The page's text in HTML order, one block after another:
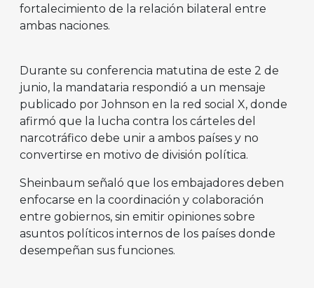
fortalecimiento de la relación bilateral entre
ambas naciones.
Durante su conferencia matutina de este 2 de
junio, la mandataria respondió a un mensaje
publicado por Johnson en la red social X, donde
afirmó que la lucha contra los cárteles del
narcotráfico debe unir a ambos países y no
convertirse en motivo de división política.
Sheinbaum señaló que los embajadores deben
enfocarse en la coordinación y colaboración
entre gobiernos, sin emitir opiniones sobre
asuntos políticos internos de los países donde
desempeñan sus funciones.